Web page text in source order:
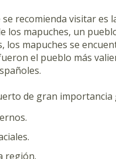
recomienda visitar es
los mapuches, un
los mapuches se
el pueblo más
de gran importancia
región.